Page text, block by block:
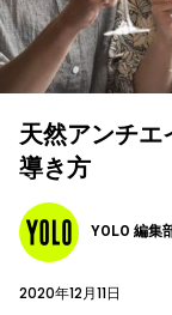
天然アンチエ
導き方
YOLO 編集
2020年12月11日